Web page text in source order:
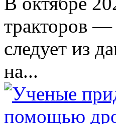
тракторов —
следует из
на...